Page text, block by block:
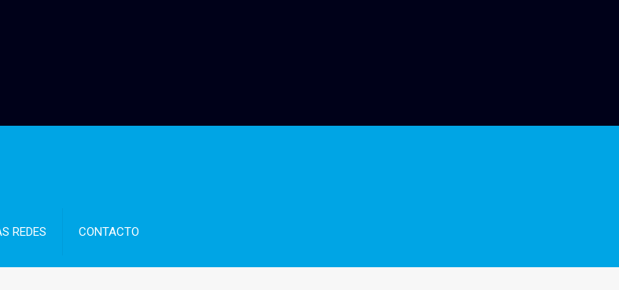
REDES CONTACTO